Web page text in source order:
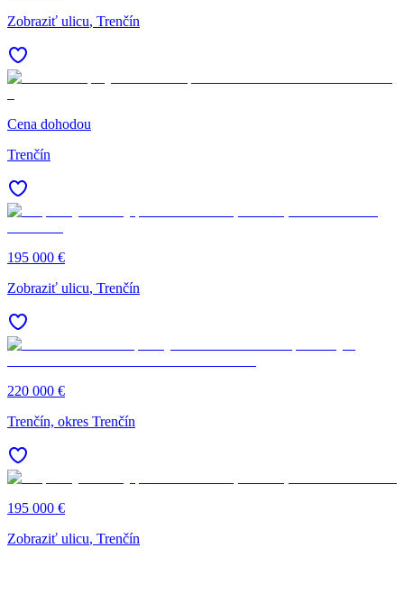
Zobraziť ulicu, Trenčín
Cena dohodou
Trenčín
195 000 €
Zobraziť ulicu, Trenčín
220 000 €
Trenčín, okres Trenčín
195 000 €
Zobraziť ulicu, Trenčín